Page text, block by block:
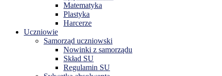
Matematyka
Plastyka
Harcerze
Uczniowie
Samorząd uczniowski
Nowinki z samorządu
Skład SU
Regulamin SU